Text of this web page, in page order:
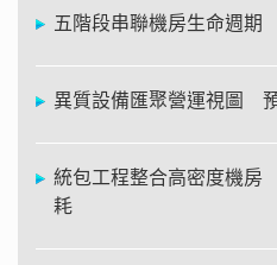
五階段串聯機房生命週
異質設備匯聚營運視圖
統包工程整合高密度機
耗